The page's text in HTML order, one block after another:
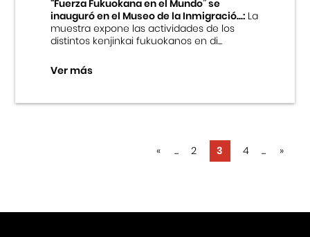
“Fuerza Fukuokana en el Mundo” se
inauguró en el Museo de la Inmigració...:La
muestra expone las actividades de los
distintos kenjinkai fukuokanos en di...
Ver más
« ... 2 3 4 ... »